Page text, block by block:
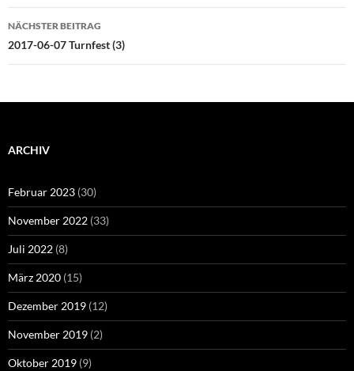
NÄCHSTER BEITRAG
2017-06-07 Turnfest (3)
ARCHIV
Februar 2023 (30)
November 2022 (33)
Juli 2022 (8)
März 2020 (15)
Dezember 2019 (12)
November 2019 (2)
Oktober 2019 (9)